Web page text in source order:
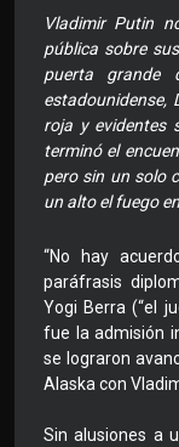
Vladimir Putin
pública sobre
puerta
estadounidense,
roja y evidentes
terminó el
pero sin un solo
un alto el fuego
“No hay
paráfrasis
Yogi Berra (“el
fue la admisión
se lograron
Alaska con
Sin alusiones a